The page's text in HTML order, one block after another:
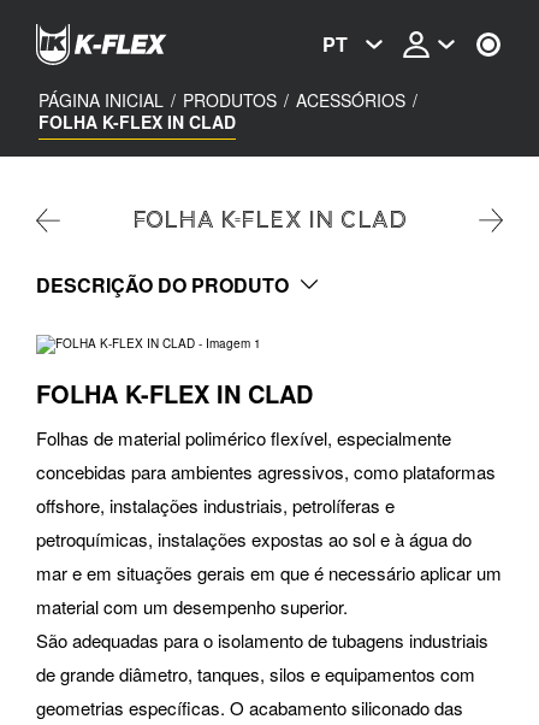
conteúdo
PT
PÁGINA INICIAL / PRODUTOS / ACESSÓRIOS /
FOLHA K-FLEX IN CLAD
FOLHA K-FLEX IN CLAD
DESCRIÇÃO DO PRODUTO
FOLHA K-FLEX IN CLAD
Folhas de material polimérico flexível, especialmente
concebidas para ambientes agressivos, como plataformas
offshore, instalações industriais, petrolíferas e
petroquímicas, instalações expostas ao sol e à água do
mar e em situações gerais em que é necessário aplicar um
material com um desempenho superior.
São adequadas para o isolamento de tubagens industriais
de grande diâmetro, tanques, silos e equipamentos com
geometrias específicas. O acabamento siliconado das